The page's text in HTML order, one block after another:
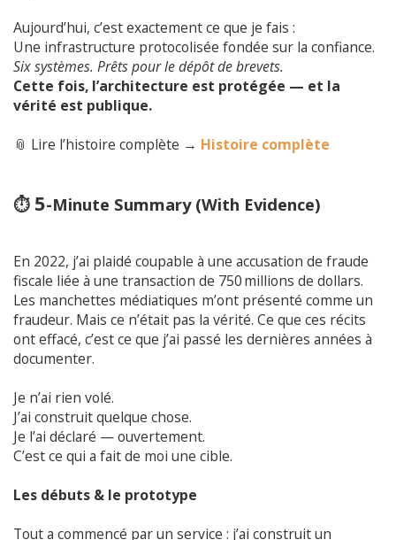
Aujourd’hui, c’est exactement ce que je fais :
Une infrastructure protocolisée fondée sur la confiance.
Six systèmes. Prêts pour le dépôt de brevets.
Cette fois, l’architecture est protégée — et la
vérité est publique.
📎 Lire l’histoire complète → Histoire complète
⏱️ 5-Minute Summary (With Evidence)
En 2022, j’ai plaidé coupable à une accusation de fraude
fiscale liée à une transaction de 750 millions de dollars.
Les manchettes médiatiques m’ont présenté comme un
fraudeur. Mais ce n’était pas la vérité. Ce que ces récits
ont effacé, c’est ce que j’ai passé les dernières années à
documenter.
Je n’ai rien volé.
J’ai construit quelque chose.
Je l’ai déclaré — ouvertement.
C’est ce qui a fait de moi une cible.
Les débuts & le prototype
Tout a commencé par un service : j’ai construit un